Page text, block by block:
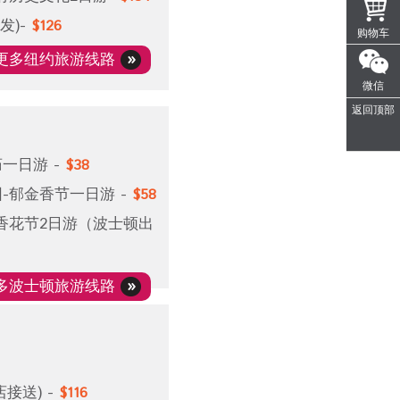
)- $126
多纽约旅游线路
日游 - $38
郁金香节一日游 - $58
花节2日游（波士顿出
波士顿旅游线路
接送) - $116
购物车
微信
返回顶部